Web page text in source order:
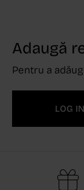
Adaugă
Pentru a
LOG